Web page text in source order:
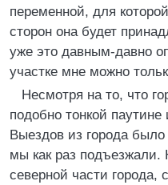
переменной, для
сторон она будет
уже это давным-давно
участке мне можно
Несмотря на то, что
подобно тонкой
Выездов из города
мы как раз подъезжали.
северной части